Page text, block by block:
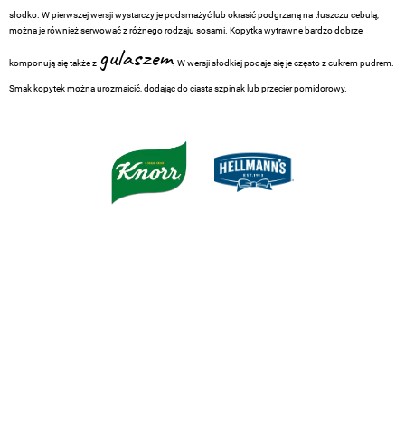
słodko. W pierwszej wersji wystarczy je podsmażyć lub okrasić podgrzaną na tłuszczu cebulą,
można je również serwować z różnego rodzaju sosami. Kopytka wytrawne bardzo dobrze
komponują się także z gulaszem. W wersji słodkiej podaje się je często z cukrem pudrem.
Smak kopytek można urozmaicić, dodając do ciasta szpinak lub przecier pomidorowy.